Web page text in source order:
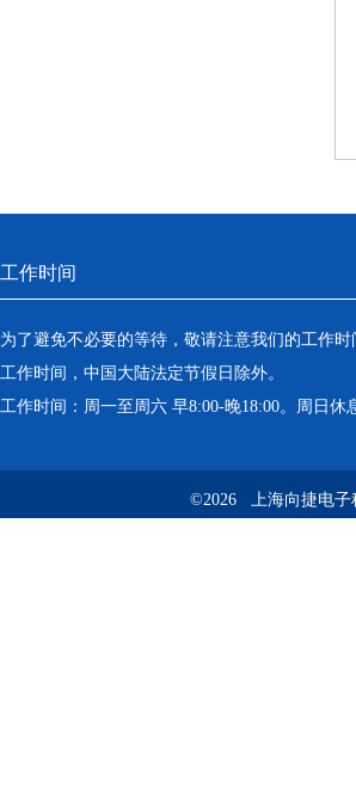
工作时间
为了避免不必要的等待，敬请注意我们的工作
工作时间，中国大陆法定节假日除外。
工作时间：周一至周六 早8:00-晚18:00。周日休
©2026 上海向捷电子